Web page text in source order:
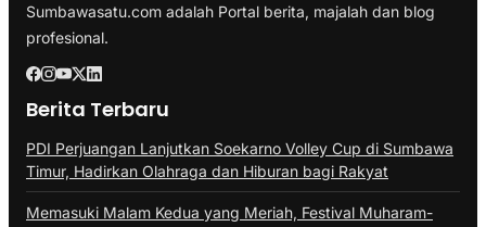
Sumbawasatu.com adalah Portal berita, majalah dan blog
profesional.
Berita Terbaru
PDI Perjuangan Lanjutkan Soekarno Volley Cup di Sumbawa
Timur, Hadirkan Olahraga dan Hiburan bagi Rakyat
Memasuki Malam Kedua yang Meriah, Festival Muharam-